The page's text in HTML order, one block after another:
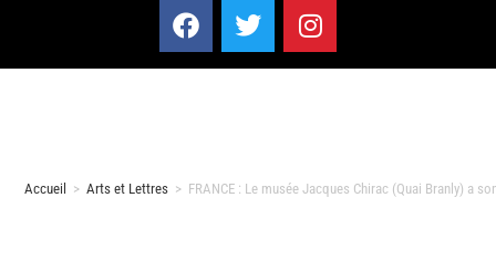
Accueil > Arts et Lettres > FRANCE : Le musée Jacques Chirac (Quai Branly) a